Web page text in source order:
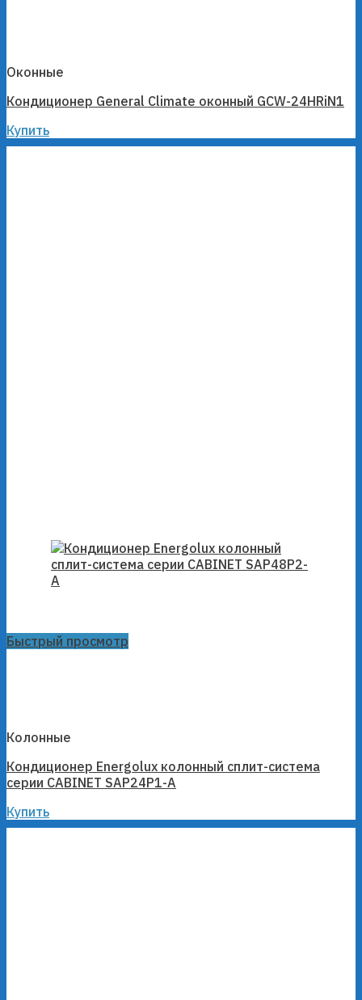
Оконные
Кондиционер General Climate оконный GCW-24HRiN1
Купить
Быстрый просмотр
Колонные
Кондиционер Energolux колонный сплит-система
серии CABINET SAP24P1-A
Купить